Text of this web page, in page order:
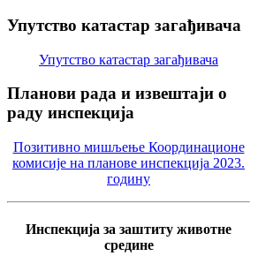
Упутство катастар загађивача
Упутство катастар загађивача
Планови рада и извештаји о
раду инспекција
Позитивно мишљење Координационе
комисије на планове инспекција 2023.
годину
Инспекција за заштиту животне
средине